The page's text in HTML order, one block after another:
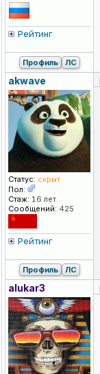
Рейтинг
Профиль ЛС
akwave
Статус: скрыт
Пол:
Стаж: 16 лет
Сообщений: 425
Рейтинг
Профиль ЛС
alukar3